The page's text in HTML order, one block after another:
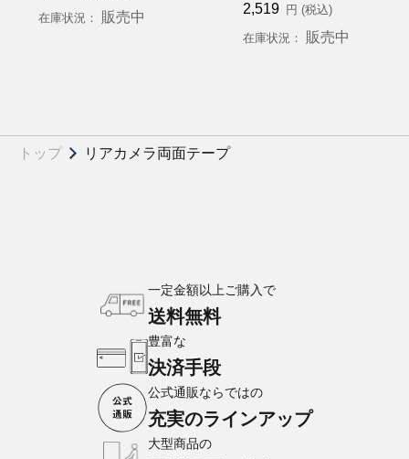
在庫状況： 販売中
2,519 円 (税込)
在庫状況： 販売中
トップ リアカメラ両面テープ
一定金額以上ご購入で
送料無料
豊富な
決済手段
公式通販ならではの
充実のラインアップ
大型商品の